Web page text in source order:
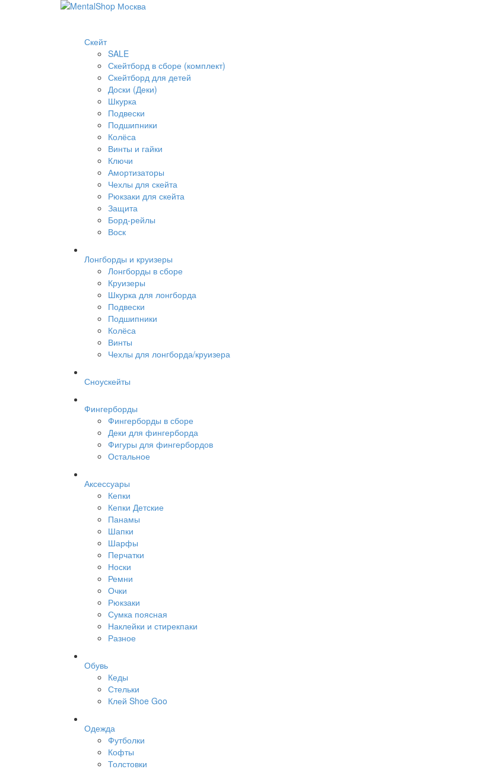
Скейт
SALE
Скейтборд в сборе (комплект)
Скейтборд для детей
Доски (Деки)
Шкурка
Подвески
Подшипники
Колёса
Винты и гайки
Ключи
Амортизаторы
Чехлы для скейта
Рюкзаки для скейта
Защита
Борд-рейлы
Воск
Лонгборды и круизеры
Лонгборды в сборе
Круизеры
Шкурка для лонгборда
Подвески
Подшипники
Колёса
Винты
Чехлы для лонгборда/круизера
Сноускейты
Фингерборды
Фингерборды в сборе
Деки для фингерборда
Фигуры для фингербордов
Остальное
Аксессуары
Кепки
Кепки Детские
Панамы
Шапки
Шарфы
Перчатки
Носки
Ремни
Очки
Рюкзаки
Сумка поясная
Наклейки и стирекпаки
Разное
Обувь
Кеды
Стельки
Клей Shoe Goo
Одежда
Футболки
Кофты
Толстовки